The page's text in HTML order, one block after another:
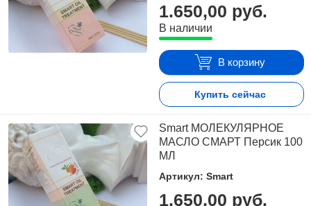
1.650,00 руб.
В наличии
В корзину
Купить сейчас
Smart МОЛЕКУЛЯРНОЕ
МАСЛО СМАРТ Персик 100
МЛ
Артикул: Smart
1.650,00 руб.